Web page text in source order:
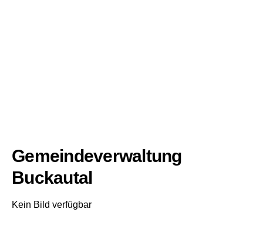
Gemeindeverwaltung
Buckautal
Kein Bild verfügbar